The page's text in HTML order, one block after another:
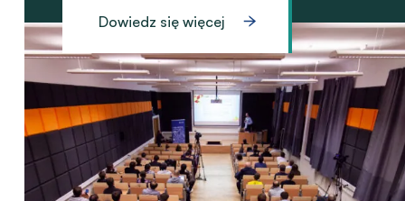
Dowiedz się więcej